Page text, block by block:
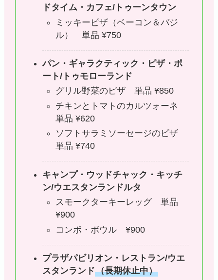
ドタイム・カフェ/トゥーンタウン
ミッキーピザ（ベーコン＆バジ
ル） 単品 ¥750
パン・ギャラクティック・ピザ・ポ
ート/トゥモローランド
グリル野菜のピザ 単品 ¥850
チキンとトマトのカルツォーネ
単品 ¥620
ソフトサラミソーセージのピザ
単品 ¥740
キャンプ・ウッドチャック・キッチ
ン/ウエスタンランドルタ
スモークターキーレッグ 単品
¥900
コンボ・ボウル ¥900
プラザパビリオン・レストラン/ウエ
スタンランド（長期休止中）